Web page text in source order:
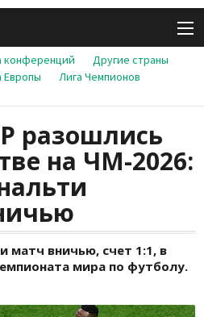
конференций
Другие страны
Европы
Лига Чемпионов
разошлись
на ЧМ-2026:
матч вничью, счет 1:1, в
мира по футболу.